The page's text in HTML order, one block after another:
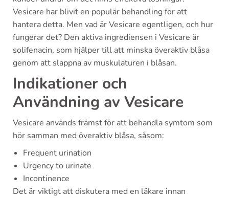
Vesicare har blivit en populär behandling för att
hantera detta. Men vad är Vesicare egentligen, och hur
fungerar det? Den aktiva ingrediensen i Vesicare är
solifenacin, som hjälper till att minska överaktiv blåsa
genom att slappna av muskulaturen i blåsan.
Indikationer och
Användning av Vesicare
Vesicare används främst för att behandla symtom som
hör samman med överaktiv blåsa, såsom:
Frequent urination
Urgency to urinate
Incontinence
Det är viktigt att diskutera med en läkare innan